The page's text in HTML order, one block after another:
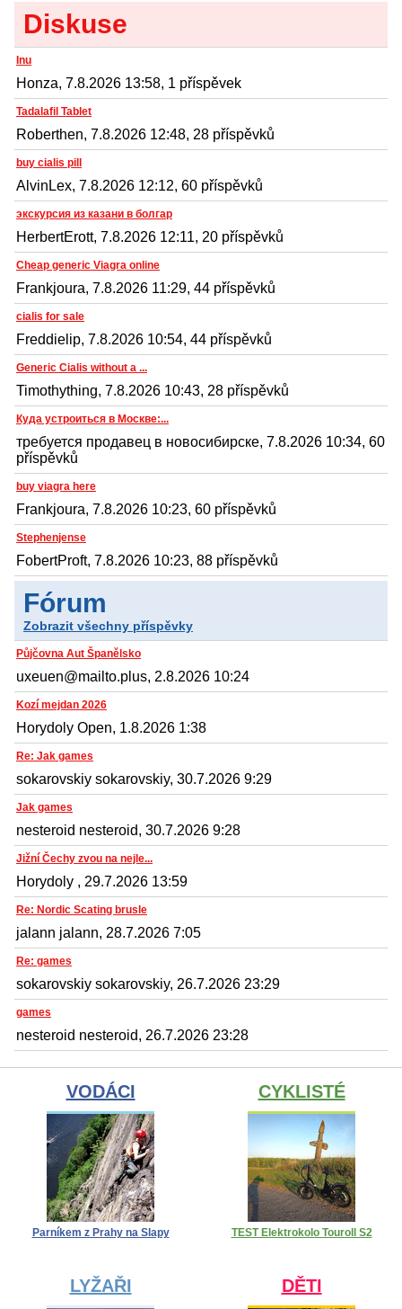
Diskuse
Inu
Honza, 7.8.2026 13:58, 1 příspěvek
Tadalafil Tablet
Roberthen, 7.8.2026 12:48, 28 příspěvků
buy cialis pill
AlvinLex, 7.8.2026 12:12, 60 příspěvků
экскурсия из казани в болгар
HerbertErott, 7.8.2026 12:11, 20 příspěvků
Cheap generic Viagra online
Frankjoura, 7.8.2026 11:29, 44 příspěvků
cialis for sale
Freddielip, 7.8.2026 10:54, 44 příspěvků
Generic Cialis without a ...
Timothything, 7.8.2026 10:43, 28 příspěvků
Куда устроиться в Москве:...
требуется продавец в новосибирске, 7.8.2026 10:34, 60
příspěvků
buy viagra here
Frankjoura, 7.8.2026 10:23, 60 příspěvků
Stephenjense
FobertProft, 7.8.2026 10:23, 88 příspěvků
Fórum
Zobrazit všechny příspěvky
Půjčovna Aut Španělsko
uxeuen@mailto.plus, 2.8.2026 10:24
Kozí mejdan 2026
Horydoly Open, 1.8.2026 1:38
Re: Jak games
sokarovskiy sokarovskiy, 30.7.2026 9:29
Jak games
nesteroid nesteroid, 30.7.2026 9:28
Jižní Čechy zvou na nejle...
Horydoly , 29.7.2026 13:59
Re: Nordic Scating brusle
jalann jalann, 28.7.2026 7:05
Re: games
sokarovskiy sokarovskiy, 26.7.2026 23:29
games
nesteroid nesteroid, 26.7.2026 23:28
VODÁCI
Parníkem z Prahy na Slapy
CYKLISTÉ
TEST Elektrokolo Touroll S2
LYŽAŘI DĚTI